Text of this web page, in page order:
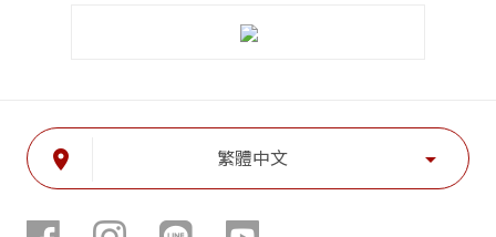
place 繁體中文 arrow_drop_down